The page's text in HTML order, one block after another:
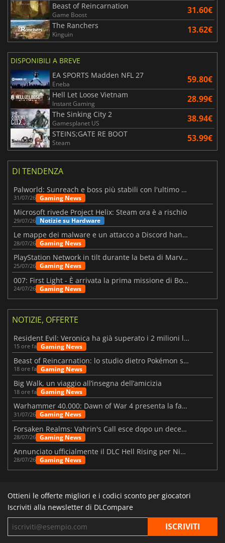
Beast of Reincarnation
Game Boost 31.60€
The Ranchers
Kinguin 13.62€
DISPONIBILI A BREVE
EA SPORTS Madden NFL 27
Eneba 59.80€
Hell Let Loose Vietnam
Instant Gaming 28.99€
The Sinking City 2
Gamesplanet US 38.94€
STEINS;GATE RE BOOT
Steam 53.99€
DI TENDENZA
Palworld: Sunreach e boss più stabili con l'ultimo update
31/07/26 Gaming News
Microsoft rivede Project Helix: Steam ora è a rischio
29/07/26 Notizie su Hardware
Le mappe dei malware e un attacco a Discord hanno colpito Meccha Chameleon
28/07/26 Gaming News
PlayStation Network in tilt durante la beta di Marvel Tōkon
25/07/26 Gaming News
007: First Light - È arrivata la prima missione di Bond dopo il lancio
24/07/26 Gaming News
NOTIZIE, OFFERTE
Resident Evil: Veronica ha già superato i 2 milioni liste dei desideri
15 ore fa Gaming News
Beast of Reincarnation: lo studio dietro Pokémon su una nuova strada
18 ore fa Gaming News
Big Walk, un viaggio all’insegna dell’amicizia
18 ore fa Gaming News
Warhammer 40.000: Dawn of War 4 presenta la fazione dei Necron
31/07/26 Gaming News
Forsaken Realms: Vahrin's Call esce dopo un decennio di sviluppo
28/07/26 Gaming News
Annunciato ufficialmente il DLC Hell Rising per Nioh 3
28/07/26 Gaming News
Ottieni le offerte migliori e i codici sconto per giocatori
Iscriviti alla newsletter di DLCompare